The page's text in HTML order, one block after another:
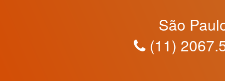
São
(11)